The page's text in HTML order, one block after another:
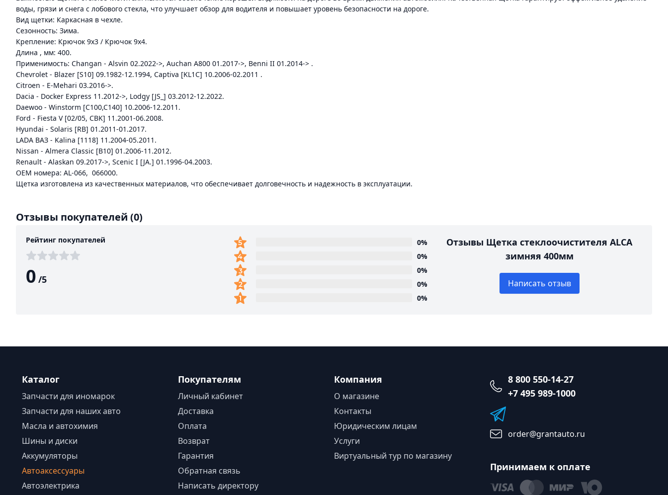
воды, грязи и снега с лобового стекла, что улучшает обзор для водителя и повышает уровень безопасности на дороге.
Вид щетки: Каркасная в чехле.
Сезонность: Зима.
Крепление: Крючок 9x3 / Крючок 9x4.
Длина , мм: 400.
Применимость: Changan - Alsvin 02.2022->, Auchan A800 01.2017->, Benni II 01.2014-> .
Chevrolet - Blazer [S10] 09.1982-12.1994, Captiva [KL1C] 10.2006-02.2011 .
Citroen - E-Mehari 03.2016->.
Dacia - Docker Express 11.2012->, Lodgy [JS_] 03.2012-12.2022.
Daewoo - Winstorm [C100,C140] 10.2006-12.2011.
Ford - Fiesta V [02/05, CBK] 11.2001-06.2008.
Hyundai - Solaris [RB] 01.2011-01.2017.
LADA ВАЗ - Kalina [1118] 11.2004-05.2011.
Nissan - Almera Classic [B10] 01.2006-11.2012.
Renault - Alaskan 09.2017->, Scenic I [JA.] 01.1996-04.2003.
ОЕМ номера: AL-066, 066000.
Щетка изготовлена из качественных материалов, что обеспечивает долговечность и надежность в эксплуатации.
Отзывы покупателей (0)
Рейтинг покупателей
0 /5
0%
0%
0%
0%
0%
Отзывы Щетка стеклоочистителя ALCA
зимняя 400мм
Написать отзыв
Каталог
Запчасти для иномарок
Запчасти для наших авто
Масла и автохимия
Шины и диски
Аккумуляторы
Автоаксессуары
Автоэлектрика
Покупателям
Личный кабинет
Доставка
Оплата
Возврат
Гарантия
Обратная связь
Написать директору
Компания
О магазине
Контакты
Юридическим лицам
Услуги
Виртуальный тур по магазину
8 800 550-14-27
+7 495 989-1000
order@grantauto.ru
Принимаем к оплате